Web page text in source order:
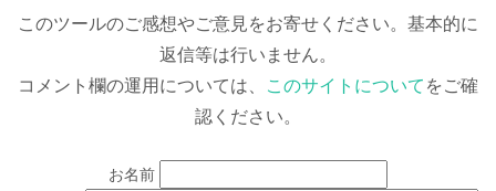
このツールのご感想やご意見をお寄せください。基本的に
返信等は行いません。
コメント欄の運用については、
このサイトについて をご確
認ください。
お名前